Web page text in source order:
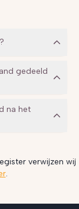
gedeeld
na het
verwijzen wij
.